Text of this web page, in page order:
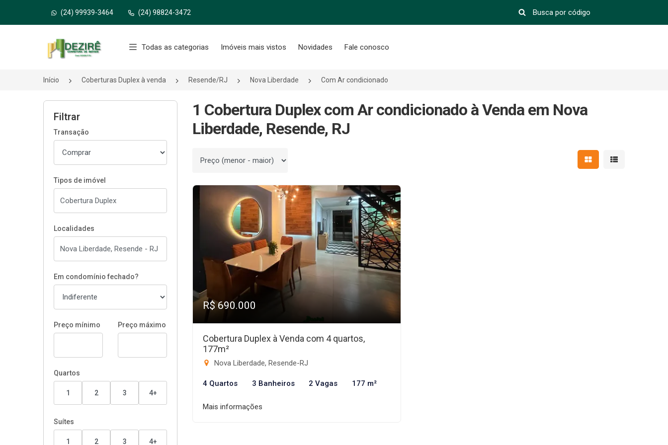
(24) 99939-3464 (24) 98824-3472
Página inicial
Todas as categorias Imóveis mais vistos Novidades Fale conosco
Início Coberturas Duplex à venda Resende/RJ Nova Liberdade Com Ar condicionado
Filtrar
Transação
Tipos de imóvel
Localidades
Em condomínio fechado?
Preço mínimo Preço máximo
Quartos
1 2 3 4+
Suítes
1 2 3 4+
1 Cobertura Duplex com Ar condicionado à Venda em Nova
Liberdade, Resende, RJ
Ordenar por Mostrar resultados em
Mostrar
R$ 690.000
Cobertura Duplex à Venda com 4 quartos,
177m²
Nova Liberdade, Resende-RJ
4 Quartos 3 Banheiros 2 Vagas 177 m²
Mais informações